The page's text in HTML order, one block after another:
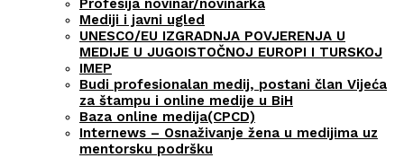
Mediji i javni ugled
UNESCO/EU IZGRADNJA POVJERENJA U
MEDIJE U JUGOISTOČNOJ EUROPI I TURSKOJ
IMEP
Budi profesionalan medij, postani član Vijeća
za štampu i online medije u BiH
Baza online medija(CPCD)
Internews – Osnaživanje žena u medijima uz
mentorsku podršku